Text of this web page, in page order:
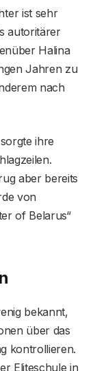
ist sehr
autoritärer
Halina
Jahren zu
nach
ihre
aber bereits
von
of Belarus“
bekannt,
über das
kontrollieren.
Eliteschule in